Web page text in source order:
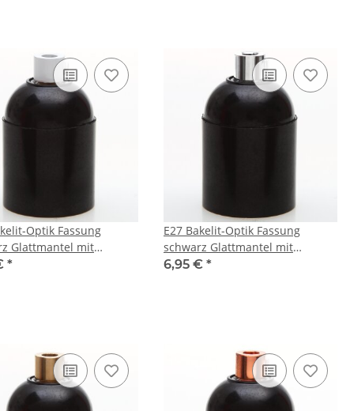
Optik Fassung
Glattmantel mit
Metall weiss
*
E27 Bakelit-Optik Fassung
schwarz Glattmantel mit
Zugentlaster Metall chrom
6,95 € *